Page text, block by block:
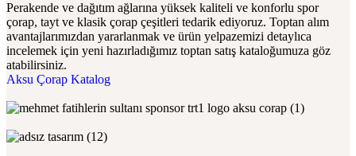
Perakende ve dağıtım ağlarına yüksek kaliteli ve konforlu spor
çorap, tayt ve klasik çorap çeşitleri tedarik ediyoruz. Toptan alım
avantajlarımızdan yararlanmak ve ürün yelpazemizi detaylıca
incelemek için yeni hazırladığımız toptan satış kataloğumuza göz
atabilirsiniz.
Aksu Çorap Katalog